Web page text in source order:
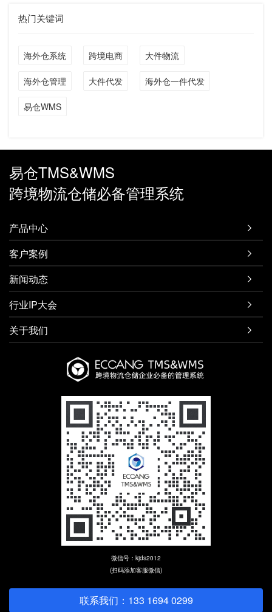
热门关键词
海外仓系统 跨境电商 大件物流
海外仓管理 大件代发 海外仓一件代发
易仓WMS
易仓TMS&WMS
跨境物流仓储必备管理系统
产品中心 
客户案例 
新闻动态 
行业IP大会 
关于我们 
微信号：kjds2012
(扫码添加客服微信)
联系我们：133 1694 0299